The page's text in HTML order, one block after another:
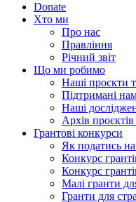
Donate
Хто ми
Про нас
Правління
Річний звіт
Що ми робимо
Наші проєкти
Підтримані
Наші
Архів
Грантові конкурси
Як податись
Конкурс
Конкурс
Малі гранти
Гранти для